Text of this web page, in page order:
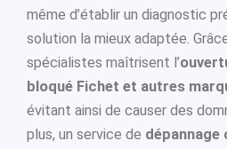
même d’établir un diagnostic
solution la mieux adaptée.
spécialistes maîtrisent l’
bloqué Fichet et autres
évitant ainsi de causer des
plus, un service de